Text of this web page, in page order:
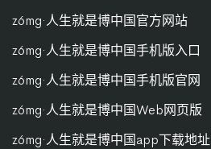
z6mg·人生就是博中国官方网站
z6mg·人生就是博中国手机版入口
z6mg·人生就是博中国手机版官网
z6mg·人生就是博中国Web网页版
z6mg·人生就是博中国app下载地址